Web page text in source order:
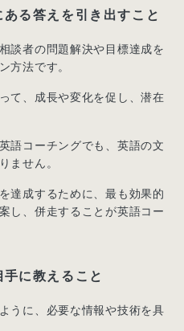
る答えを引き出すこと
談者の問題解決や目標達成を
方法です。
て、成長や変化を促し、潜在
語コーチングでも、英語の文
ません。
達成するために、最も効果的
し、併走することが英語コー
に教えること
うに、必要な情報や技術を具